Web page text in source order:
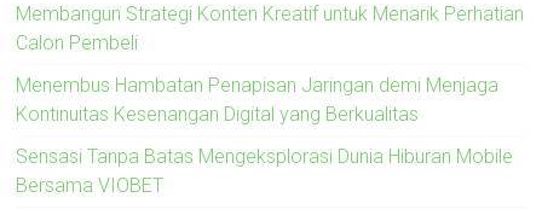
Membangun Strategi Konten Kreatif untuk Menarik Perhatian
Calon Pembeli
Menembus Hambatan Penapisan Jaringan demi Menjaga
Kontinuitas Kesenangan Digital yang Berkualitas
Sensasi Tanpa Batas Mengeksplorasi Dunia Hiburan Mobile
Bersama VIOBET